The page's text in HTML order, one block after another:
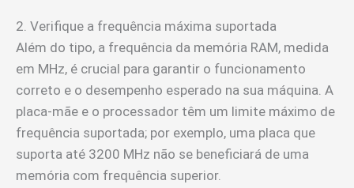
2. Verifique a frequência máxima suportada
Além do tipo, a frequência da memória RAM, medida
em MHz, é crucial para garantir o funcionamento
correto e o desempenho esperado na sua máquina. A
placa-mãe e o processador têm um limite máximo de
frequência suportada; por exemplo, uma placa que
suporta até 3200 MHz não se beneficiará de uma
memória com frequência superior.